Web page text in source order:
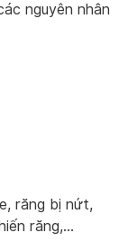
nguyên nhân
răng bị nứt,
răng,…